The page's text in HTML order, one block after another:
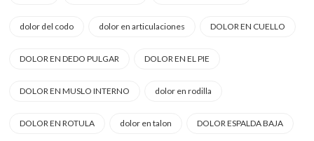
dolor del codo dolor en articulaciones DOLOR EN CUELLO
DOLOR EN DEDO PULGAR DOLOR EN EL PIE
DOLOR EN MUSLO INTERNO dolor en rodilla
DOLOR EN ROTULA dolor en talon DOLOR ESPALDA BAJA